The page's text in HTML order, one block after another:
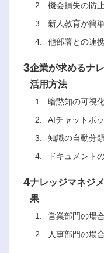
機会損失の防
新人教育が簡
他部署との連
3企業が求めるナ
活用方法
暗黙知の可視
AIチャットボ
知識の自動分
ドキュメント
4ナレッジマネジ
果
営業部門の場合
人事部門の場合